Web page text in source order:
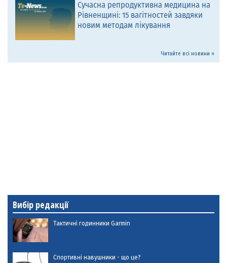
Сучасна репродуктивна медицина на
Рівненщині: 15 вагітностей завдяки
новим методам лікування
Читайте всі новини »
Вибір редакції
Тактичні годинники Garmin
Спортивні навушники - що це?